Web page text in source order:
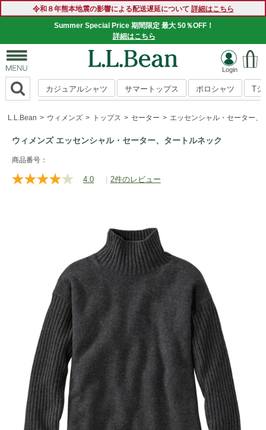
令和８年熊本地震の影響による配送遅延について 詳細はこちら
Summer Special Price 期間限定 最大 50％OFF！
詳細はこちら
カジュアルシャツ サマートップス ポロシャツ Tシ
L.L.Bean ウィメンズ トップス セーター エッセンシャル・セーター、
ウィメンズ エッセンシャル・セーター、タートルネック
https://www.llbean.co.jp/womens/tops/sweater/g/
商品番号：
4.0
レ
読
む.
同
じ
ペ
ー
ジ
の
リ
ン
ク。
| 2件のレビュー